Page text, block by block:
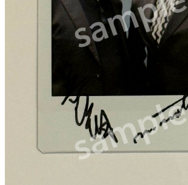
病が教えてくれたこと
移住という選択
熱狂できるもの
一生モノの愛用品
私を彩るエッセンス
60代のネクストステ
70代のグランドデザイン
社会・カルチャー・マネー
地域とつながる/お金との付き合い方